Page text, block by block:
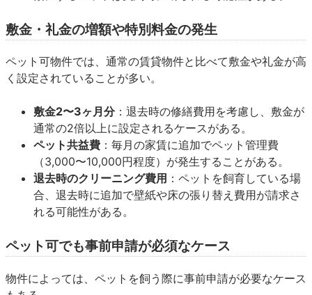
敷金・礼金の増額や特別料金の発生
ペット可物件では、通常の賃貸物件と比べて敷金や礼金が高
く設定されていることが多い。
敷金2〜3ヶ月分：退去時の修繕費用を考慮し、敷金が
通常の2倍以上に設定されるケースがある。
ペット共益費 ：毎月の家賃に追加でペット管理費
（3,000〜10,000円程度）が発生することがある。
退去時のクリーニング費用 ：ペットを飼育している場
合、退去時に追加で壁紙や床の張り替え費用が請求さ
れる可能性がある。
ペット可でも事前申請が必須なケース
物件によっては、ペットを飼う際に事前申請が必要なケース